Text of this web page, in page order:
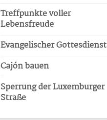
Treffpunkte voller
Lebensfreude
Evangelischer Gottesdienst
Cajón bauen
Sperrung der Luxemburger
Straße